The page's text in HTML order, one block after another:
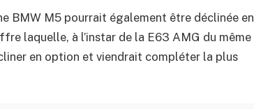
BMW M5 pourrait également être déclinée en
laquelle, à l’instar de la E63 AMG du même
en option et viendrait compléter la plus